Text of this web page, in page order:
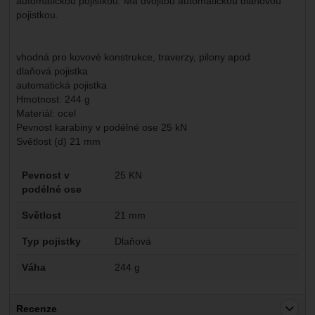
pojistkou.
vhodná pro kovové konstrukce, traverzy, pilony apod
dlaňová pojistka
automatická pojistka
Hmotnost: 244 g
Materiál: ocel
Pevnost karabiny v podélné ose 25 kN
Světlost (d) 21 mm
Parametry
Pevnost v
podélné ose
25 KN
Světlost 21 mm
Typ pojistky Dlaňová
Váha 244 g
Recenze